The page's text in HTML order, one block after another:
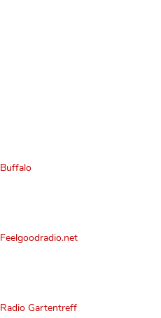
Buffalo
Feelgoodradio.net
Radio Gartentreff